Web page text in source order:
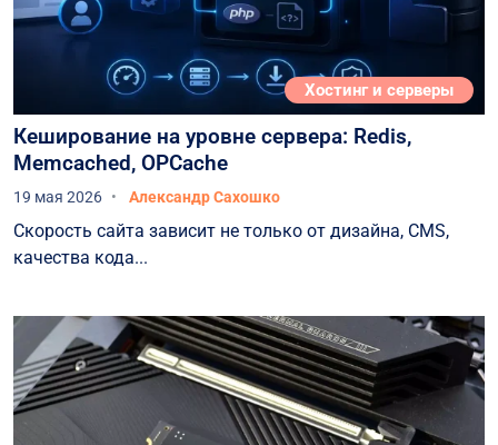
Хостинг и серверы
Кеширование на уровне сервера: Redis,
Memcached, OPCache
19 мая 2026 Александр Сахошко
Скорость сайта зависит не только от дизайна, CMS,
качества кода...